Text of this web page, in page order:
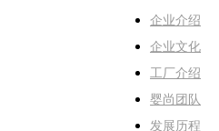
企业介绍
企业文化
工厂介绍
婴尚团队
发展历程